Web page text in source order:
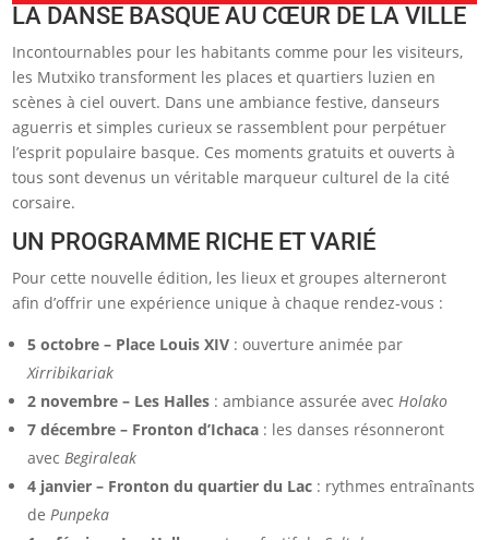
LA DANSE BASQUE AU CŒUR DE LA VILLE
Incontournables pour les habitants comme pour les visiteurs,
les Mutxiko transforment les places et quartiers luzien en
scènes à ciel ouvert. Dans une ambiance festive, danseurs
aguerris et simples curieux se rassemblent pour perpétuer
l’esprit populaire basque. Ces moments gratuits et ouverts à
tous sont devenus un véritable marqueur culturel de la cité
corsaire.
UN PROGRAMME RICHE ET VARIÉ
Pour cette nouvelle édition, les lieux et groupes alterneront
afin d’offrir une expérience unique à chaque rendez-vous :
5 octobre – Place Louis XIV : ouverture animée par
Xirribikariak
2 novembre – Les Halles : ambiance assurée avec Holako
7 décembre – Fronton d’Ichaca : les danses résonneront
avec Begiraleak
4 janvier – Fronton du quartier du Lac : rythmes entraînants
de Punpeka